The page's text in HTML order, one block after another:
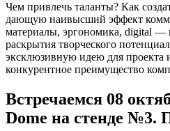
Чем привлечь таланты? Как
дающую наивысший эффект
материалы, эргономика, digital —
раскрытия творческого
эксклюзивную идею для проекта
конкурентное преимущество
Встречаемся 08
Dome на стенде №3.